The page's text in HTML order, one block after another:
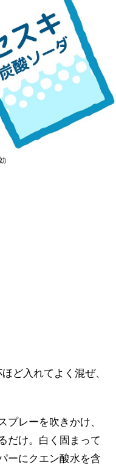
ど入れてよく混ぜ、
プレーを吹きかけ、
だけ。白く固まって
ーにクエン酸水を含